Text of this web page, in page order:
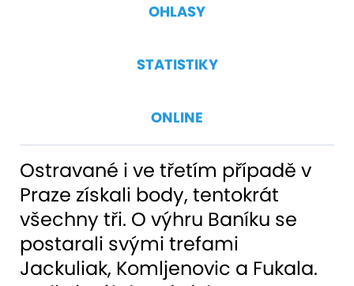
OHLASY
STATISTIKY
ONLINE
Ostravané i ve třetím případě v
Praze získali body, tentokrát
všechny tři. O výhru Baníku se
postarali svými trefami
Jackuliak, Komljenovic a Fukala.